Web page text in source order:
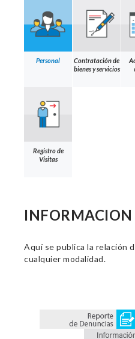
Personal
Contratación de
bienes y servicios
Registro de
Visitas
INFORMACION
Aquí se publica la relación
cualquier modalidad.